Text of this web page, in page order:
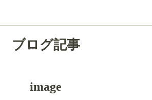
ブログ記事
image